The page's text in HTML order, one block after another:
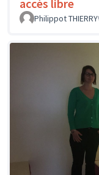
accès libre
Philippot THIERRY